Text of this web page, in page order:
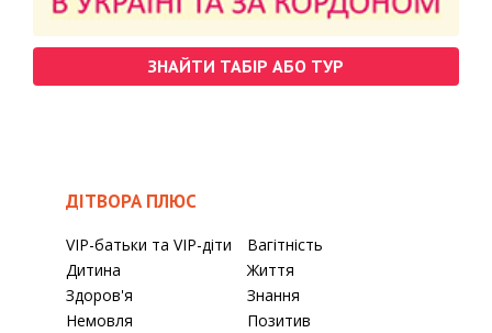
ЗНАЙТИ ТАБІР АБО ТУР
ДІТВОРА ПЛЮС
VIP-батьки та VIP-діти
Вагітність
Дитина
Життя
Здоров'я
Знання
Немовля
Позитив